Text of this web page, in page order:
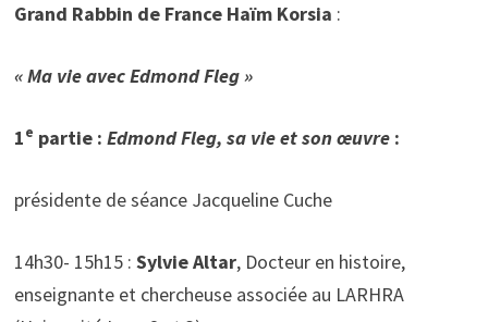
Grand Rabbin de France Haïm Korsia :
« Ma vie avec Edmond Fleg »
1e partie : Edmond Fleg, sa vie et son œuvre :
présidente de séance Jacqueline Cuche
14h30- 15h15 : Sylvie Altar, Docteur en histoire,
enseignante et chercheuse associée au LARHRA